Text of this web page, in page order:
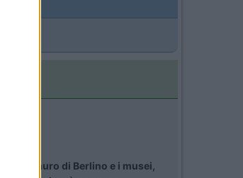
muro di Berlino e i musei,